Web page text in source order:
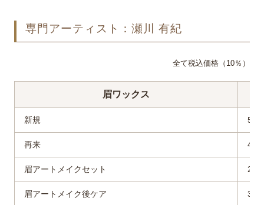
専門アーティスト：瀬川 有紀
全て税込価格（10％）
眉ワックス
新規
再来
眉アートメイクセット
眉アートメイク後ケア